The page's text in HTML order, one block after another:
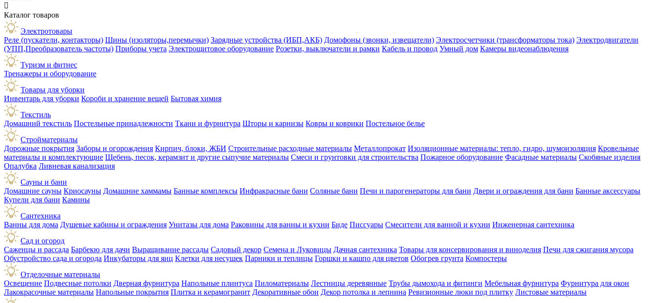

Каталог товаров
Электротовары
Реле (пускатели, контакторы) Шины (изоляторы,перемычки) Зарядные устройства (ИБП,АКБ) Домофоны (звонки, извещатели) Электросчетчики (трансформаторы тока) Электродвигатели
(УПП,Преобразователь частоты) Приборы учета Электрощитовое оборудование Розетки, выключатели и рамки Кабель и провод Умный дом Камеры видеонаблюдения
Туризм и фитнес
Тренажеры и оборудование
Товары для уборки
Инвентарь для уборки Короби и хранение вещей Бытовая химия
Текстиль
Домашний текстиль Постельные принадлежности Ткани и фурнитура Шторы и карнизы Ковры и коврики Постельное белье
Стройматериалы
Дорожные покрытия Заборы и огорождения Кирпич, блоки, ЖБИ Строительные расходные материалы Металлопрокат Изоляционные материалы: тепло, гидро, шумоизоляция Кровельные
материалы и комплектующие Щебень, песок, керамзит и другие сыпучие материалы Смеси и грунтовки для строительства Пожарное оборудование Фасадные материалы Скобяные изделия
Опалубка Ливневая канализация
Сауны и бани
Домашние сауны Криосауны Домашние хаммамы Банные комплексы Инфракрасные бани Соляные бани Печи и парогенераторы для бани Двери и ограждения для бани Банные аксессуары
Купели для бани Камины
Сантехника
Ванны для дома Душевые кабины и ограждения Унитазы для дома Раковины для ванны и кухни Биде Писсуары Смесители для ванной и кухни Инженерная сантехника
Сад и огород
Саженцы и рассада Барбекю для дачи Выращивание рассады Садовый декор Семена и Луковицы Дачная сантехника Товары для консервирования и виноделия Печи для сжигания мусора
Обустройство сада и огорода Инкубаторы для яиц Клетки для несушек Парники и теплицы Горшки и кашпо для цветов Обогрев грунта Компостеры
Отделочные материалы
Освещение Подвесные потолки Дверная фурнитура Напольные плинтуса Пиломатериалы Лестницы деревянные Трубы дымохода и фитинги Мебельная фурнитура Фурнитура для окон
Лакокрасочные материалы Напольные покрытия Плитка и керамогранит Декоративные обои Декор потолка и лепнина Ревизионные люки под плитку Листовые материалы